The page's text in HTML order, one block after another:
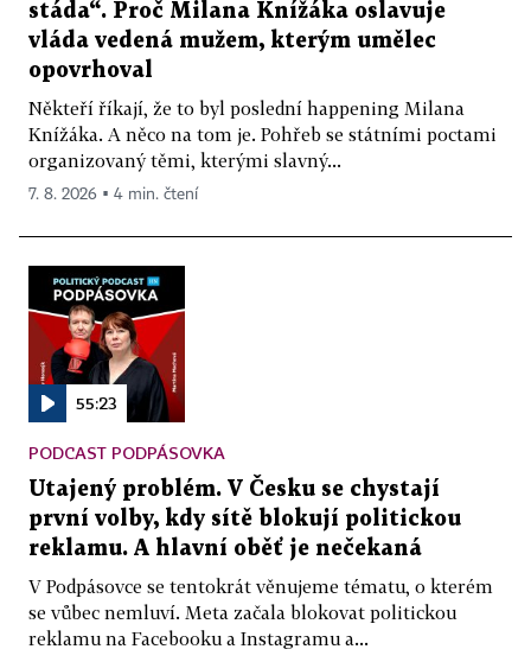
stáda“. Proč Milana Knížáka oslavuje
vláda vedená mužem, kterým umělec
opovrhoval
Někteří říkají, že to byl poslední happening Milana
Knížáka. A něco na tom je. Pohřeb se státními poctami
organizovaný těmi, kterými slavný...
7. 8. 2026 ▪ 4 min. čtení
55:23
PODCAST PODPÁSOVKA
Utajený problém. V Česku se chystají
první volby, kdy sítě blokují politickou
reklamu. A hlavní oběť je nečekaná
V Podpásovce se tentokrát věnujeme tématu, o kterém
se vůbec nemluví. Meta začala blokovat politickou
reklamu na Facebooku a Instagramu a...